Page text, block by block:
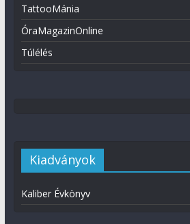
TattooMánia
ÓraMagazinOnline
Túlélés
Kiadványok
Kaliber Évkönyv